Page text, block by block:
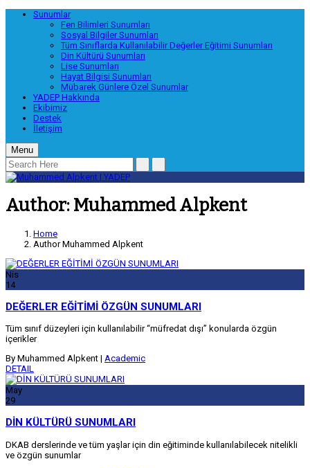
Sunumlar
Fen Bilimleri Sunumları
Sosyal Bilgiler Sunumları
Tüm Sınıflarda Kullanılabilir Değerler Eğitimi Sunumları
Din Kültürü Sunumları
Lise Sunumları
Hayat Bilgisi Sunumları
Mübarek Günlere Özel Sunumlar
YADEP Hakkında
Ekibimiz
Destek
İletişim
Menu
Author: Muhammed Alpkent
Home
Author Muhammed Alpkent
Nis
14
DEĞERLER EĞİTİMİ ÖZGÜN SUNUMLARI
Tüm sınıf düzeyleri için kullanılabilir “müfredat dışı” konularda özgün
içerikler
By Muhammed Alpkent | Academic
DETAIL
May
29
DİN KÜLTÜRÜ SUNUMLARI
DKAB derslerinde ve tüm yaşlar için din eğitiminde kullanılabilecek nitelikli
ve özgün sunumlar